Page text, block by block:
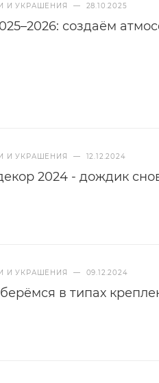
И УКРАШЕНИЯ — 28.10.2025
создаём
И УКРАШЕНИЯ — 12.12.2024
2024 - дождик
И УКРАШЕНИЯ — 09.12.2024
в типах